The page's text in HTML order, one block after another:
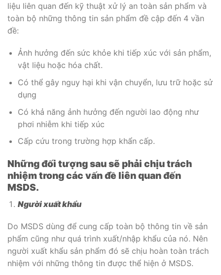
liệu liên quan đến kỹ thuật xử lý an toàn sản phẩm và
toàn bộ những thông tin sản phẩm đề cập đến 4 vần
đề:
Ảnh hưởng đến sức khỏe khi tiếp xúc với sản phẩm,
vật liệu hoặc hóa chất.
Có thể gây nguy hại khi vận chuyển, lưu trữ hoặc sử
dụng
Có khả năng ảnh hưởng đến người lao động như
phơi nhiễm khi tiếp xúc
Cấp cứu trong trường hợp khẩn cấp.
Những đối tượng sau sẽ phải chịu trách
nhiệm trong các vấn đề liên quan đến
MSDS.
Người xuất khẩu
Do MSDS dùng để cung cấp toàn bộ thông tin về sản
phẩm cũng như quá trình xuất/nhập khẩu của nó. Nên
người xuất khẩu sản phẩm đó sẽ chịu hoàn toàn trách
nhiệm với những thông tin được thể hiện ở MSDS.